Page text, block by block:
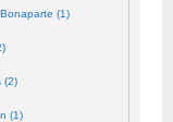
(1)
(2)
(1)